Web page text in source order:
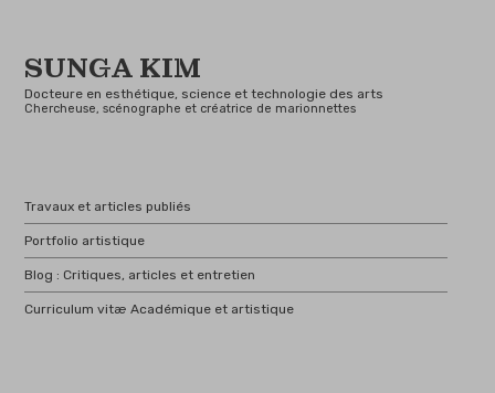
SUNGA KIM
Docteure en esthétique, science et technologie des arts
Chercheuse, scénographe et créatrice de marionnettes
Travaux et articles publiés
Portfolio artistique
Blog : Critiques, articles et entretien
Curriculum vitæ Académique et artistique